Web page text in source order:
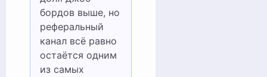
бордов выше, но
реферальный
канал всё равно
остаётся одним
из самых